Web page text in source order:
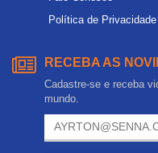
Política de Privacidade
RECEBA AS
Cadastre-se e receba
mundo.